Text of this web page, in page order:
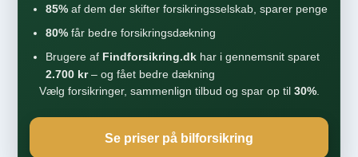
85% af dem der skifter forsikringsselskab, sparer penge
80% får bedre forsikringsdækning
Brugere af Findforsikring.dk har i gennemsnit sparet
2.700 kr– og fået bedre dækning
Vælg forsikringer, sammenlign tilbud og spar op til 30%.
Se priser på bilforsikring